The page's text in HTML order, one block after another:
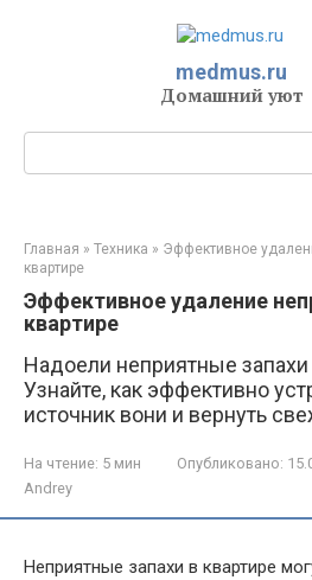
medmus.ru
Домашний уют
Главная » Техника » Эффективное
квартире
Эффективное удаление
квартире
Надоели неприятные запахи
Узнайте, как эффективно
источник вони и вернуть
На чтение: 5 мин Опубликовано:
Andrey
Неприятные запахи в квартире